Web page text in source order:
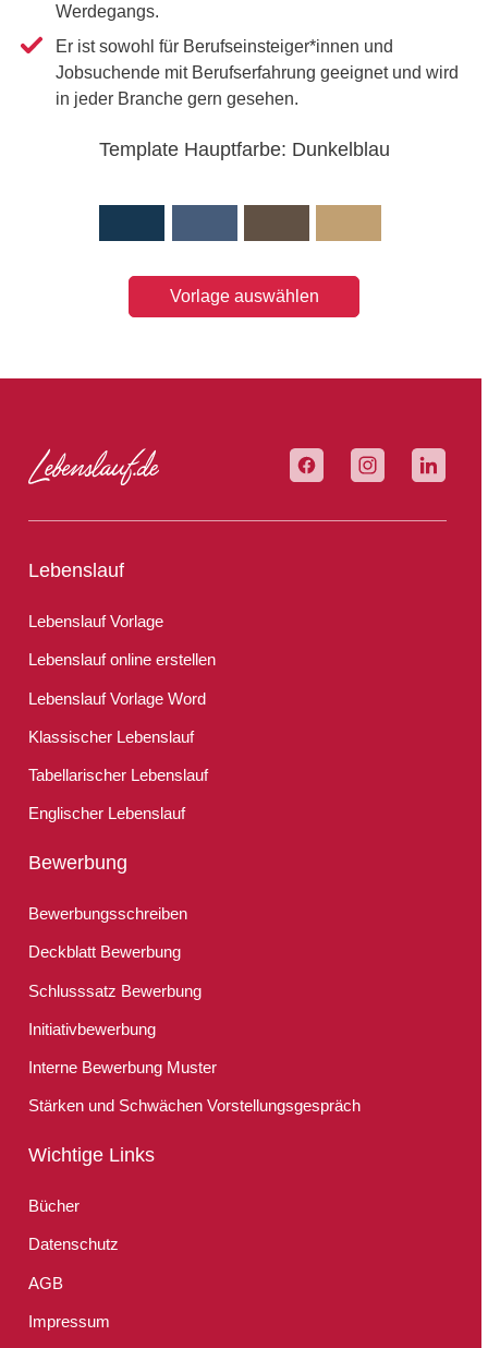
Werdegangs.
Er ist sowohl für Berufseinsteiger*innen und
Jobsuchende mit Berufserfahrung geeignet und wird
in jeder Branche gern gesehen.
Template Hauptfarbe: Dunkelblau
Vorlage auswählen
Lebenslauf
Lebenslauf Vorlage
Lebenslauf online erstellen
Lebenslauf Vorlage Word
Klassischer Lebenslauf
Tabellarischer Lebenslauf
Englischer Lebenslauf
Bewerbung
Bewerbungsschreiben
Deckblatt Bewerbung
Schlusssatz Bewerbung
Initiativbewerbung
Interne Bewerbung Muster
Stärken und Schwächen Vorstellungsgespräch
Wichtige Links
Bücher
Datenschutz
AGB
Impressum